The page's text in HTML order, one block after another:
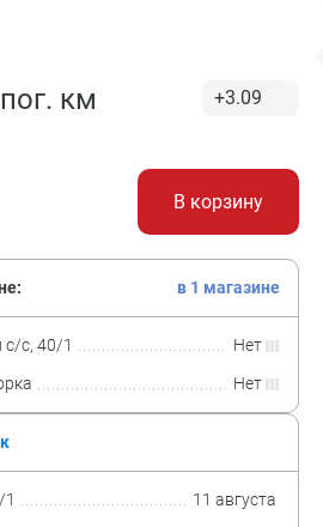
км +3.09
В корзину
11 августа
в 1 магазине
с, 40/1
Нет
Нет